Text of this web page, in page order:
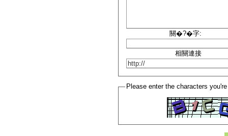
關�?�字:
相關連接
Please enter the characters